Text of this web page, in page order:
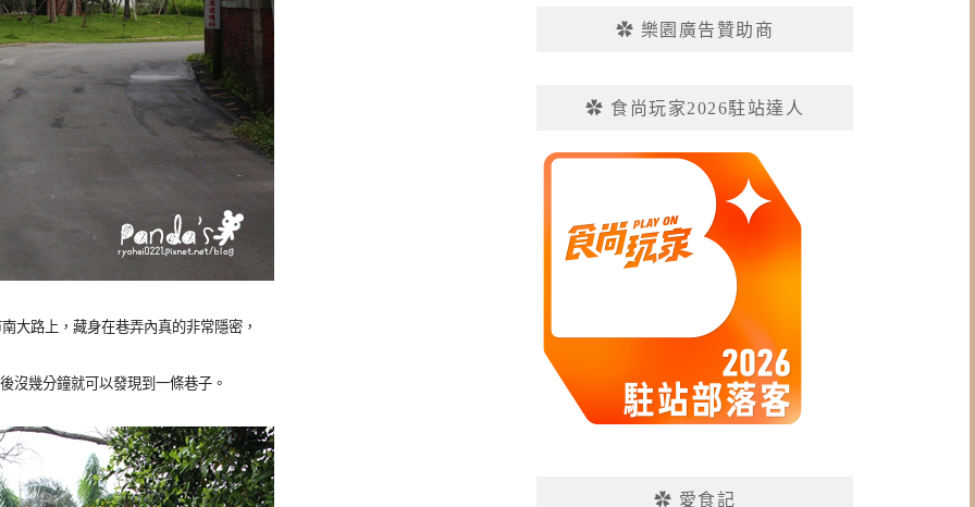
大路上，藏身在巷弄內真的非常隱密，
沒幾分鐘就可以發現到一條巷子。
✿ 樂園廣告贊助商
✿ 食尚玩家2026駐站達人
✿ 愛食記